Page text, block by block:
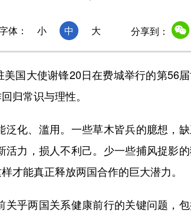
体： 小 中 大 分享到：
国大使谢锋20日在费城举行的第56届
归常识与理性。
化、滥用。一些草木皆兵的臆想，缺
力，损人不利己。少一些捕风捉影的
才能真正释放两国合作的巨大潜力。
乎两国关系健康前行的关键问题，包